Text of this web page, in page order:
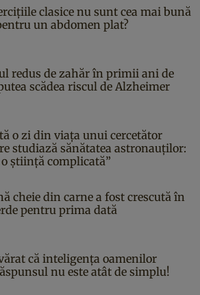
clasice nu sunt cea mai bună
un abdomen plat?
redus de zahăr în primii ani de
scădea riscul de Alzheimer
o zi din viața unui cercetător
studiază sănătatea astronauților:
o știință complicată”
cheie din carne a fost crescută în
pentru prima dată
că inteligența oamenilor
nu este atât de simplu!